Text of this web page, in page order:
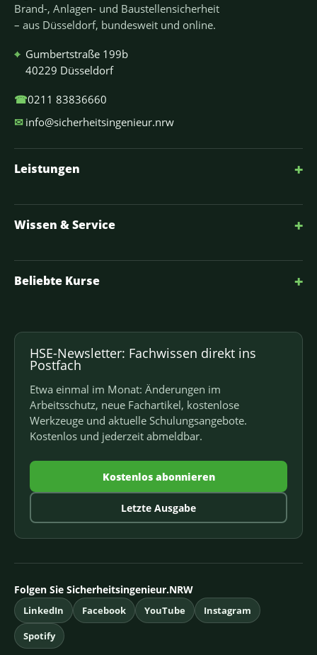
Brand-, Anlagen- und Baustellensicherheit
– aus Düsseldorf, bundesweit und online.
⌖ Gumbertstraße 199b
40229 Düsseldorf
☎0211 83836660
✉ info@sicherheitsingenieur.nrw
Leistungen +
Wissen & Service +
Beliebte Kurse +
HSE-Newsletter: Fachwissen direkt ins
Postfach
Etwa einmal im Monat: Änderungen im
Arbeitsschutz, neue Fachartikel, kostenlose
Werkzeuge und aktuelle Schulungsangebote.
Kostenlos und jederzeit abmeldbar.
Kostenlos abonnieren
Letzte Ausgabe
Folgen Sie Sicherheitsingenieur.NRW
LinkedIn Facebook YouTube
Instagram
Spotify